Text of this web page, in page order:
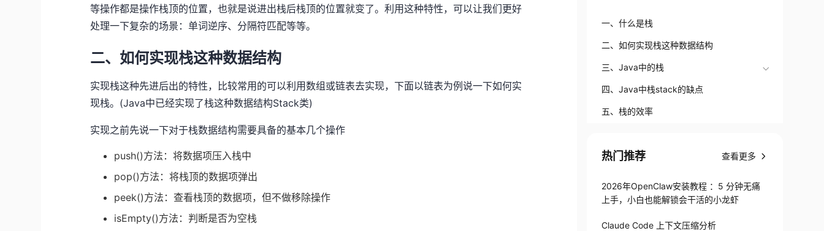
等操作都是操作栈顶的位置，也就是说进出栈后栈顶的位置就变了。利用这种特性，可以让我们更好
处理一下复杂的场景：单词逆序、分隔符匹配等等。
二、如何实现栈这种数据结构
实现栈这种先进后出的特性，比较常用的可以利用数组或链表去实现，下面以链表为例说一下如何实
现栈。(Java中已经实现了栈这种数据结构Stack类)
实现之前先说一下对于栈数据结构需要具备的基本几个操作
push()方法：将数据项压入栈中
pop()方法：将栈顶的数据项弹出
peek()方法：查看栈顶的数据项，但不做移除操作
isEmpty()方法：判断是否为空栈
一、什么是栈
二、如何实现栈这种数据结构
三、Java中的栈
四、Java中栈stack的缺点
五、栈的效率
热门推荐 查看更多
2026年OpenClaw安装教程 ：5 分钟无痛
上手，小白也能解锁会干活的小龙虾
Claude Code 上下文压缩分析